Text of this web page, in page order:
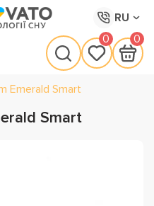
RU
0 0
Emerald Smart
Smart